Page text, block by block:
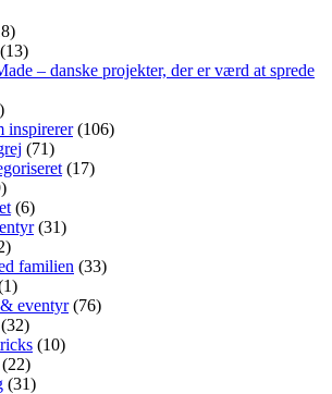
(13)
– danske projekter, der er værd at sprede
inspirerer(106)
(71)
(17)
(6)
(31)
familien (33)
eventyr(76)
(32)
(10)
(22)
(31)